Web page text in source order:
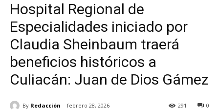
Hospital Regional de
Especialidades iniciado por
Claudia Sheinbaum traerá
beneficios históricos a
Culiacán: Juan de Dios Gámez
By Redacción febrero 28, 2026 0
291